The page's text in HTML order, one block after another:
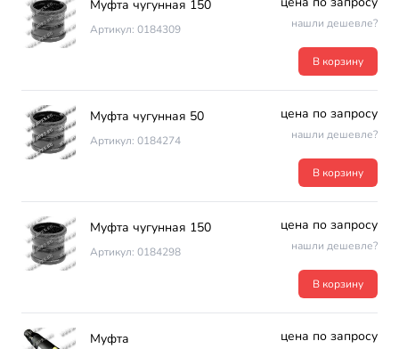
Муфта чугунная 150
Артикул: 0184309 нашли дешевле?
В корзину
Муфта чугунная 50
Артикул: 0184274
цена по запросу
нашли дешевле?
В корзину
Муфта чугунная 150
Артикул: 0184298
цена по запросу
нашли дешевле?
В корзину
Муфта
цена по запросу